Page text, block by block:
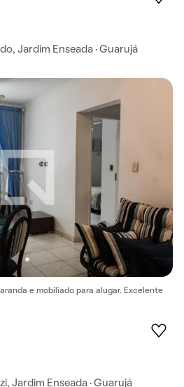
Jardim Enseada · Guarujá
e mobiliado para alugar. Excelente
Jardim Enseada · Guarujá